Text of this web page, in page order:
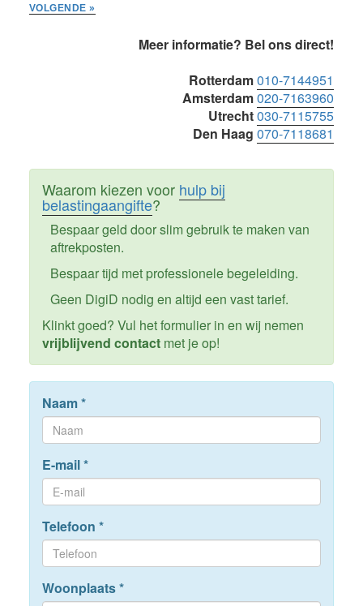
VOLGENDE »
Meer informatie? Bel ons direct!
Rotterdam010-7144951
Amsterdam020-7163960
Utrecht030-7115755
Den Haag 070-7118681
Waarom kiezen voor hulp bij
belastingaangifte?
Bespaar geld door slim gebruik te maken van
aftrekposten.
Bespaar tijd met professionele begeleiding.
Geen DigiD nodig en altijd een vast tarief.
Klinkt goed? Vul het formulier in en wij nemen
vrijblijvend contactmet je op!
Naam*
E-mail*
Telefoon *
Woonplaats*